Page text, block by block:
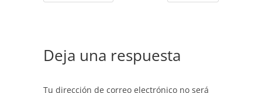
Deja una respuesta
Tu dirección de correo electrónico no será